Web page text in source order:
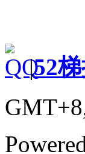
|52